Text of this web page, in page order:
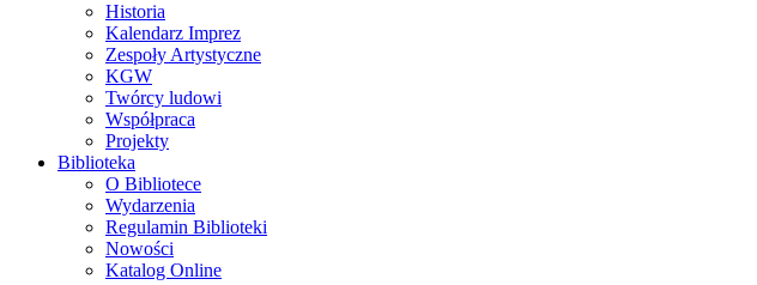
Historia
Kalendarz Imprez
Zespoły Artystyczne
KGW
Twórcy ludowi
Współpraca
Projekty
Biblioteka
O Bibliotece
Wydarzenia
Regulamin Biblioteki
Nowości
Katalog Online